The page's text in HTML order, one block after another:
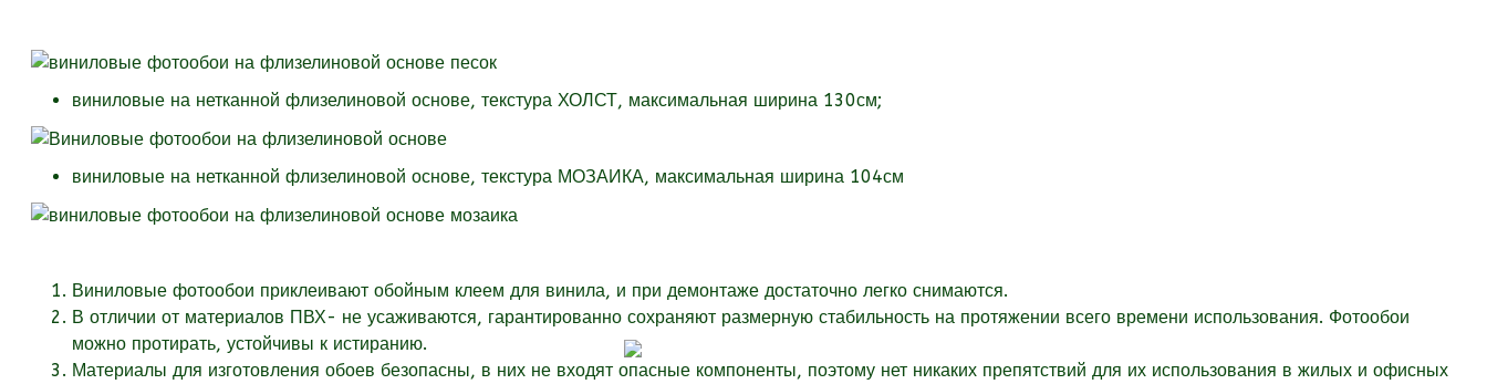
виниловые на нетканной флизелиновой основе, текстура ХОЛСТ, максимальная ширина 130см;
виниловые на нетканной флизелиновой основе, текстура МОЗАИКА, максимальная ширина 104см
Виниловые фотообои приклеивают обойным клеем для винила, и при демонтаже достаточно легко снимаются.
В отличии от материалов ПВХ- не усаживаются, гарантированно сохраняют размерную стабильность на протяжении всего времени использования. Фотообои
можно протирать, устойчивы к истиранию.
Материалы для изготовления обоев безопасны, в них не входят опасные компоненты, поэтому нет никаких препятствий для их использования в жилых и офисных